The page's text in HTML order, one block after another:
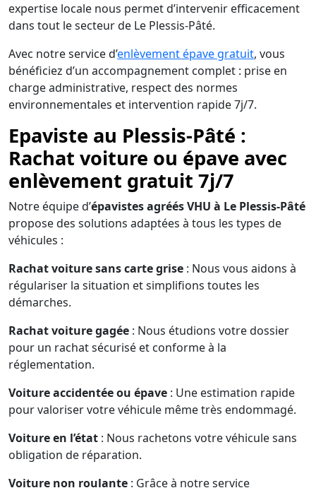
expertise locale nous permet d’intervenir efficacement
dans tout le secteur de Le Plessis-Pâté.
Avec notre service d’enlèvement épave gratuit, vous
bénéficiez d’un accompagnement complet : prise en
charge administrative, respect des normes
environnementales et intervention rapide 7j/7.
Epaviste au Plessis-Pâté :
Rachat voiture ou épave avec
enlèvement gratuit 7j/7
Notre équipe d’épavistes agréés VHU à Le Plessis-Pâté
propose des solutions adaptées à tous les types de
véhicules :
Rachat voiture sans carte grise : Nous vous aidons à
régulariser la situation et simplifions toutes les
démarches.
Rachat voiture gagée : Nous étudions votre dossier
pour un rachat sécurisé et conforme à la
réglementation.
Voiture accidentée ou épave : Une estimation rapide
pour valoriser votre véhicule même très endommagé.
Voiture en l’état : Nous rachetons votre véhicule sans
obligation de réparation.
Voiture non roulante : Grâce à notre service